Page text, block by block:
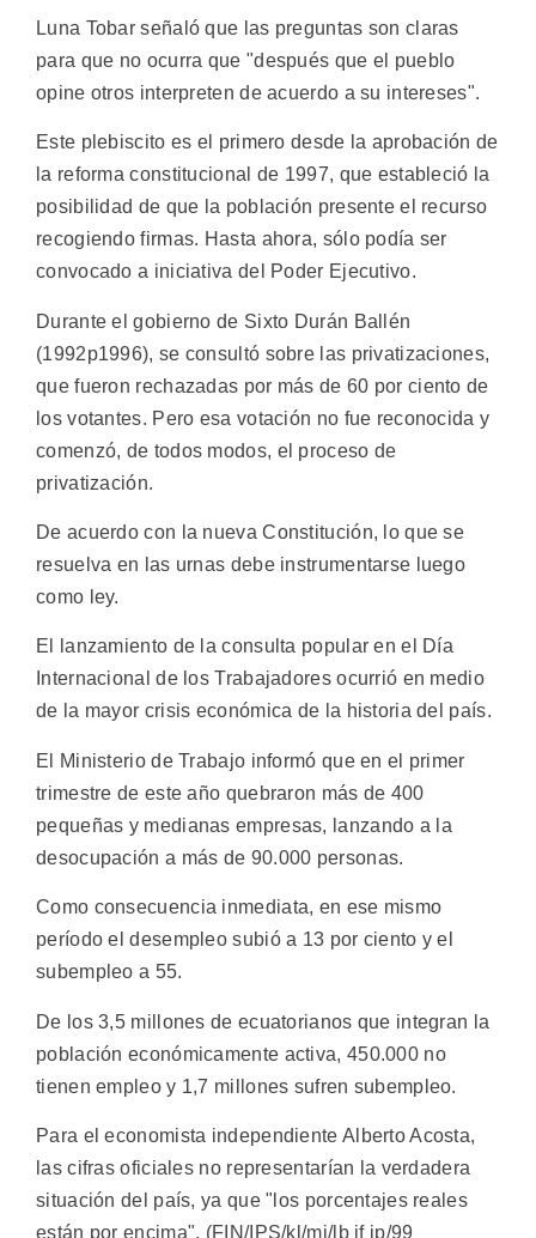
Luna Tobar señaló que las preguntas son claras
para que no ocurra que "después que el pueblo
opine otros interpreten de acuerdo a su intereses".
Este plebiscito es el primero desde la aprobación de
la reforma constitucional de 1997, que estableció la
posibilidad de que la población presente el recurso
recogiendo firmas. Hasta ahora, sólo podía ser
convocado a iniciativa del Poder Ejecutivo.
Durante el gobierno de Sixto Durán Ballén
(1992p1996), se consultó sobre las privatizaciones,
que fueron rechazadas por más de 60 por ciento de
los votantes. Pero esa votación no fue reconocida y
comenzó, de todos modos, el proceso de
privatización.
De acuerdo con la nueva Constitución, lo que se
resuelva en las urnas debe instrumentarse luego
como ley.
El lanzamiento de la consulta popular en el Día
Internacional de los Trabajadores ocurrió en medio
de la mayor crisis económica de la historia del país.
El Ministerio de Trabajo informó que en el primer
trimestre de este año quebraron más de 400
pequeñas y medianas empresas, lanzando a la
desocupación a más de 90.000 personas.
Como consecuencia inmediata, en ese mismo
período el desempleo subió a 13 por ciento y el
subempleo a 55.
De los 3,5 millones de ecuatorianos que integran la
población económicamente activa, 450.000 no
tienen empleo y 1,7 millones sufren subempleo.
Para el economista independiente Alberto Acosta,
las cifras oficiales no representarían la verdadera
situación del país, ya que "los porcentajes reales
están por encima". (FIN/IPS/kl/mj/lb if ip/99